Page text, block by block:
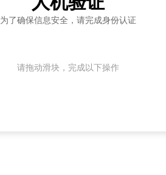
为了确保信息安全，请完成身份认证
请拖动滑块，完成以下操作